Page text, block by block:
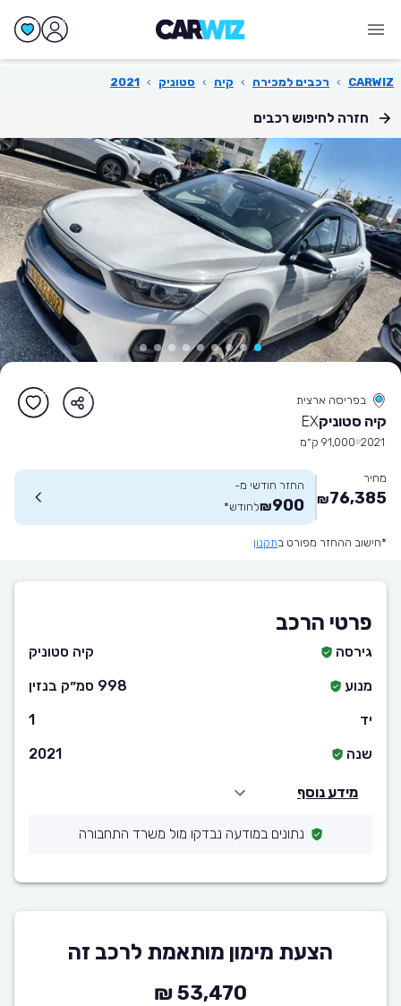
CARWIZ
› רכבים למכירה › קיה › סטוניק ›
2021
חזרה לחיפוש רכבים
בפריסה ארצית
קיה סטוניקEX
2021 91,000 ק״מ
מחיר
76,385
₪
החזר חודשי מ-
900
₪לחודש*
*חישוב ההחזר מפורט בתקנון
פרטי הרכב
גירסה
קיה סטוניק
מנוע
998 סמ״ק בנזין
יד
1
שנה
2021
מידע נוסף
נתונים במודעה נבדקו מול משרד התחבורה
הצעת מימון מותאמת לרכב זה
53,470 ₪